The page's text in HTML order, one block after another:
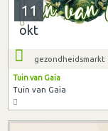
11
okt
gezondheidsmarkt
Tuin van Gaia
Tuin van Gaia